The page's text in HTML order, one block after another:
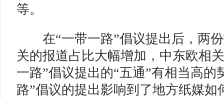
等。
在“一带一路”倡议提出后，两份
关的报道占比大幅增加，中东欧相
一路”倡议提出的“五通”有相当高的
路”倡议的提出影响到了地方纸媒如